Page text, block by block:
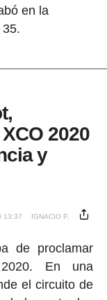
en la
2020
y
13:37 IGNACIO P.
de proclamar
En una
el circuito de